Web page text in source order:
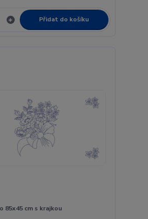
Přidat do košíku
85x45 cm s krajkou